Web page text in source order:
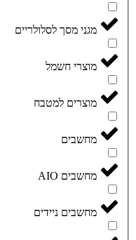
מגני מסך לסלולריים
מוצרי חשמל
מוצרים למטבח
מחשבים
מחשבים AIO
מחשבים ניידים